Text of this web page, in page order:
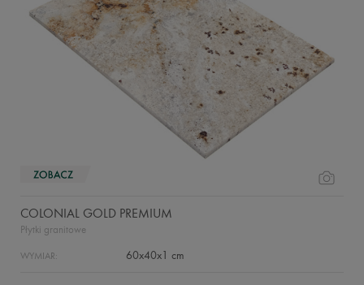
COLONIAL GOLD PREMIUM
Płytki granitowe
WYMIAR: 60x40x1 cm